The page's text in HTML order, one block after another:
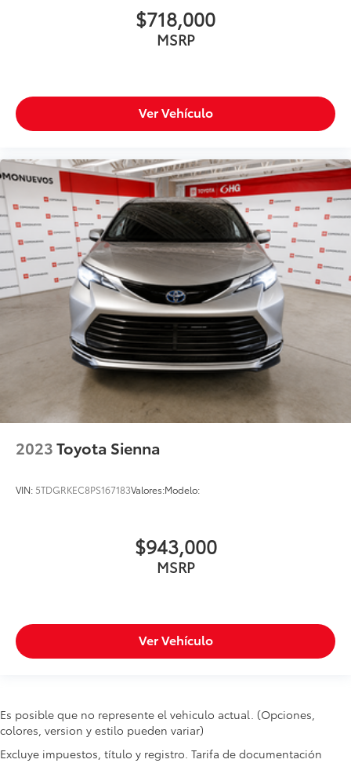
$718,000
MSRP
Ver Vehículo
2023Toyota Sienna
VIN: 5TDGRKEC8PS167183Valores:Modelo:
$943,000
MSRP
Ver Vehículo
Es posible que no represente el vehiculo actual. (Opciones,
colores, version y estilo pueden variar)
Excluye impuestos, título y registro. Tarifa de documentación